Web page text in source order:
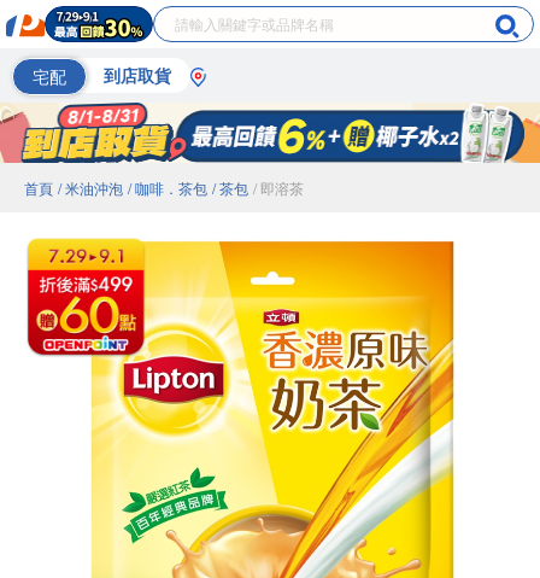
宅配 到店取貨
首頁 / 米油沖泡 / 咖啡．茶包 / 茶包 / 即溶茶